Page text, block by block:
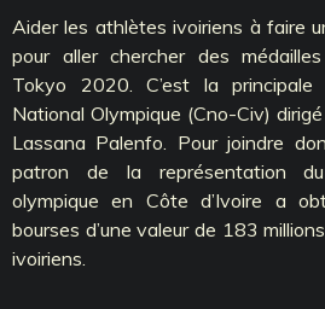
Aider les athlètes ivoiriens à faire
pour aller chercher des
Tokyo 2020. C’est la
National Olympique (Cno-Civ)
Lassana Palenfo. Pour joindre
patron de la représentation
olympique en Côte d’Ivoire a
bourses d’une valeur de 183
ivoiriens.